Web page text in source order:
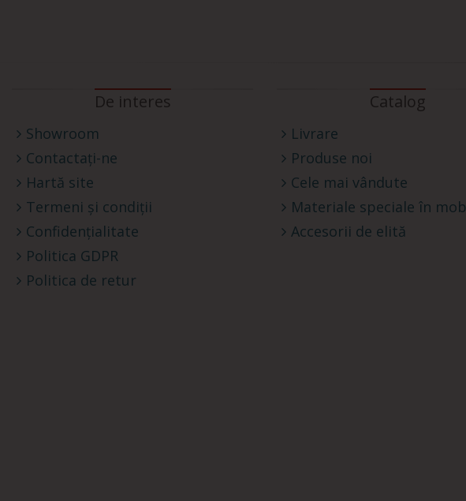
De interes
Showroom
Contactați-ne
Hartă site
Termeni și condiții
Confidențialitate
Politica GDPR
Politica de retur
Catalog
Livrare
Produse noi
Cele mai vândute
Materiale speciale în
Accesorii de elită